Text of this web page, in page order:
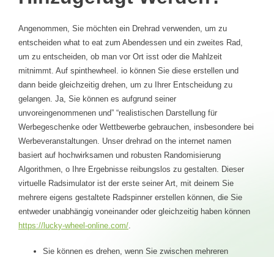
Angenommen, Sie möchten ein Drehrad verwenden, um zu
entscheiden what to eat zum Abendessen und ein zweites Rad,
um zu entscheiden, ob man vor Ort isst oder die Mahlzeit
mitnimmt. Auf spinthewheel. io können Sie diese erstellen und
dann beide gleichzeitig drehen, um zu Ihrer Entscheidung zu
gelangen. Ja, Sie können es aufgrund seiner
unvoreingenommenen und” “realistischen Darstellung für
Werbegeschenke oder Wettbewerbe gebrauchen, insbesondere bei
Werbeveranstaltungen. Unser drehrad on the internet namen
basiert auf hochwirksamen und robusten Randomisierung
Algorithmen, o Ihre Ergebnisse reibungslos zu gestalten. Dieser
virtuelle Radsimulator ist der erste seiner Art, mit deinem Sie
mehrere eigens gestaltete Radspinner erstellen können, die Sie
entweder unabhängig voneinander oder gleichzeitig haben können
https://lucky-wheel-online.com/
Sie können es drehen, wenn Sie zwischen mehreren